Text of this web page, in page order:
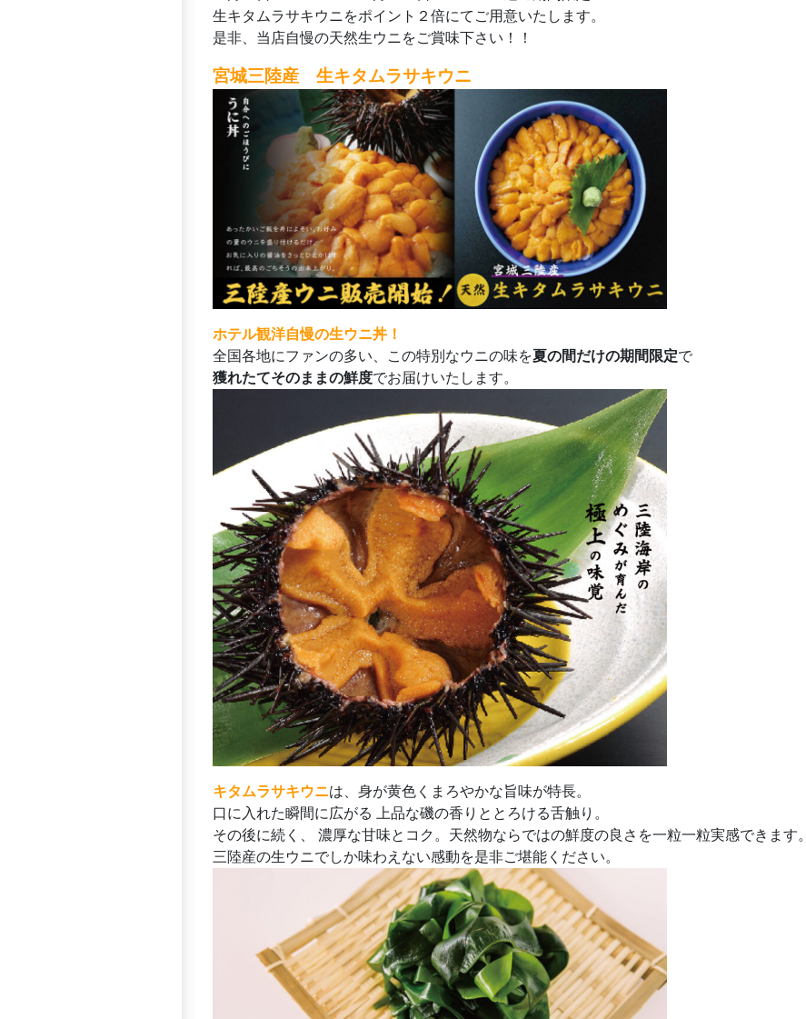
生キタムラサキウニをポイント２倍にてご用意いたします。
是非、当店自慢の天然生ウニをご賞味下さい！！
宮城三陸産 生キタムラサキウニ
ホテル観洋自慢の生ウニ丼！
全国各地にファンの多い、この特別なウニの味を夏の間だけの期間限定で
獲れたてそのままの鮮度でお届けいたします。
キタムラサキウニは、身が黄色くまろやかな旨味が特長。
口に入れた瞬間に広がる 上品な磯の香りととろける舌触り。
その後に続く、 濃厚な甘味とコク。天然物ならではの鮮度の良さを一粒一粒実感できます。
三陸産の生ウニでしか味わえない感動を是非ご堪能ください。